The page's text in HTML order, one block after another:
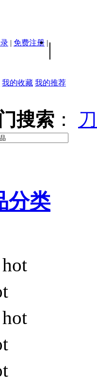
| 免费注册 | |
我的收藏 我的推荐
搜索 ：
分类
hot
hot